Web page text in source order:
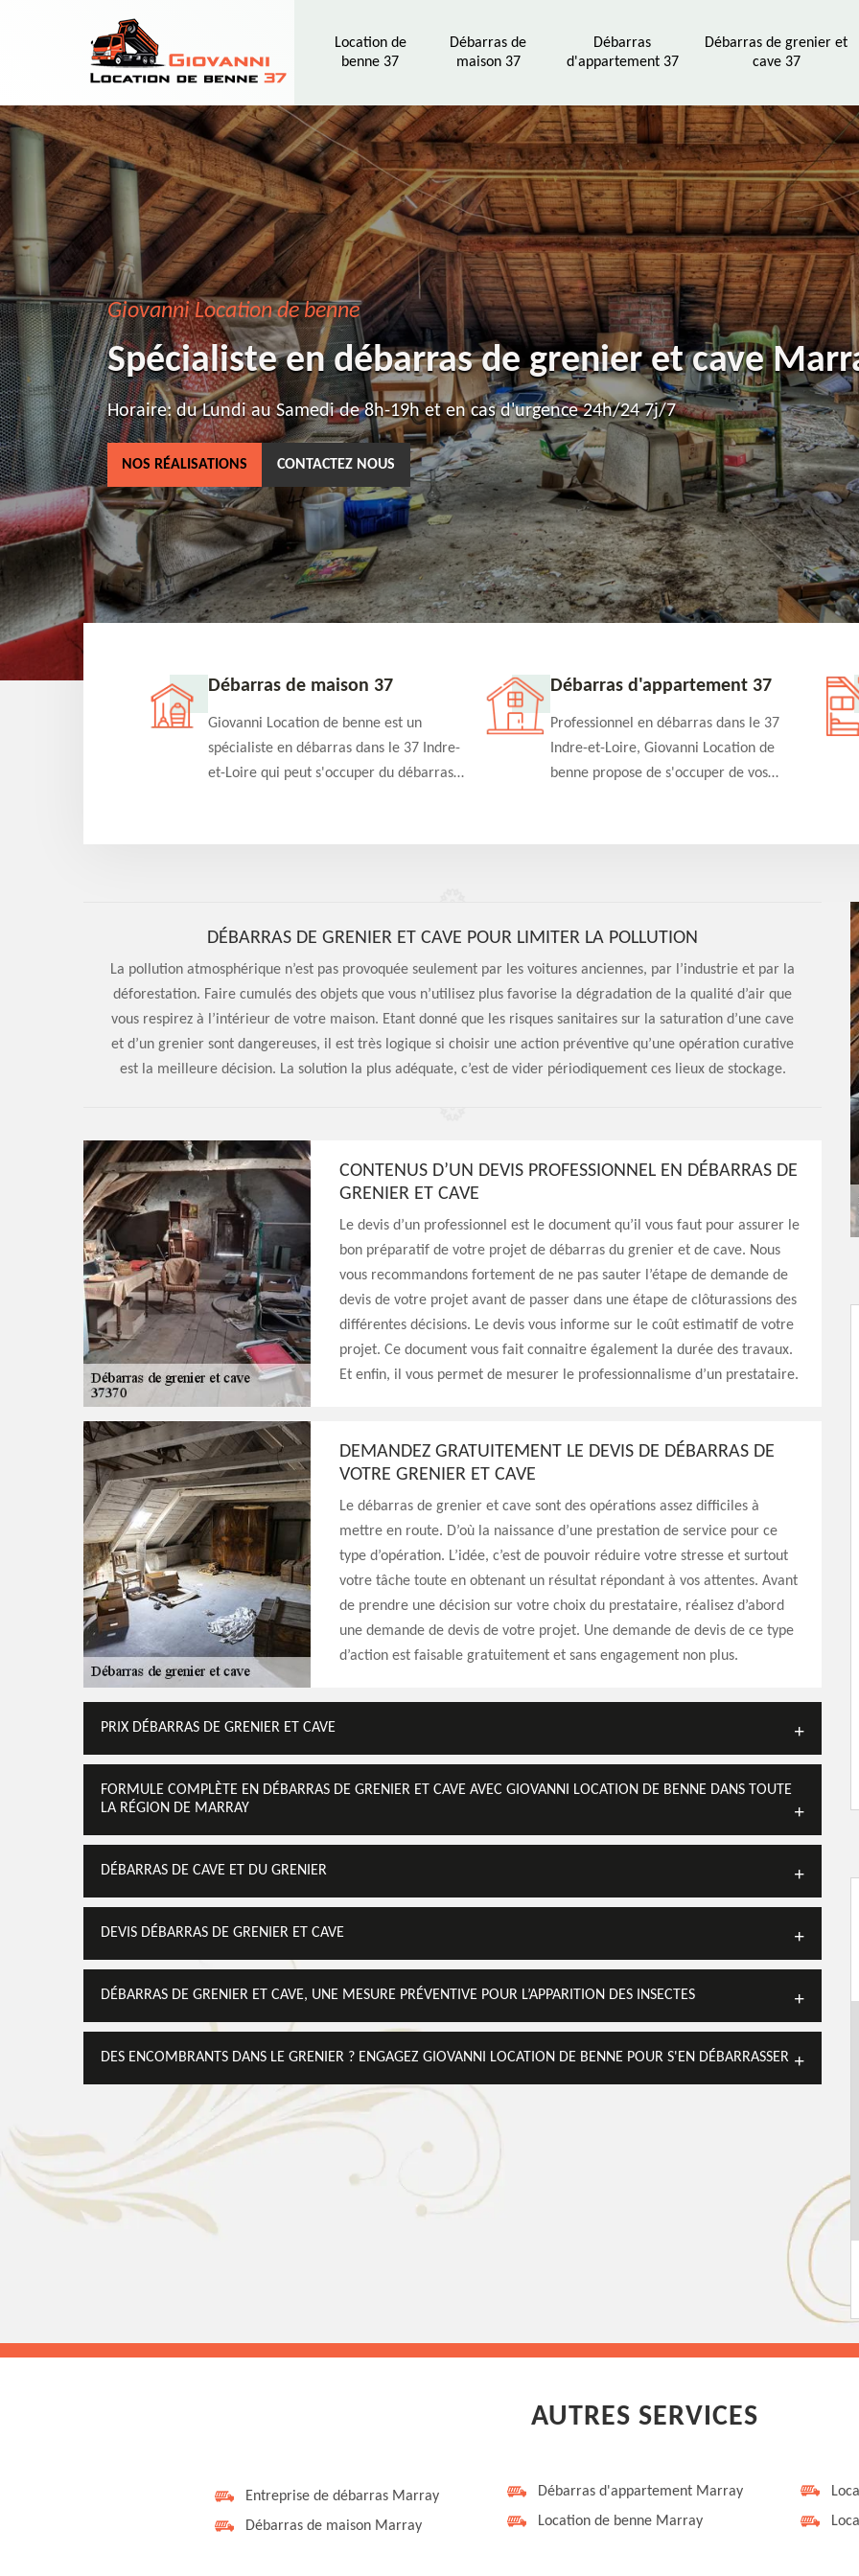
Location de
benne 37
Débarras de
maison 37
Débarras
d'appartement 37
Débarras de grenier et
cave 37
Giovanni Location de benne
Spécialiste en débarras de grenier et cave
Horaire: du Lundi au Samedi de 8h-19h et en cas d'urgence 24h/24 7j/7
NOS RÉALISATIONS CONTACTEZ NOUS
37 Débarras de maison 37
Giovanni Location de benne est un
spécialiste en débarras dans le 37 Indre-
et-Loire qui peut s'occuper du débarras
et efficace
Débarras d'appartement 37
Professionnel en débarras dans le 37
Indre-et-Loire, Giovanni Location de
benne propose de s'occuper de vos
qualité en toute circonstance
DÉBARRAS DE GRENIER ET CAVE POUR LIMITER LA POLLUTION
La pollution atmosphérique n’est pas provoquée seulement par les voitures anciennes, par l’industrie et par la
déforestation. Faire cumulés des objets que vous n’utilisez plus favorise la dégradation de la qualité d’air que
vous respirez à l’intérieur de votre maison. Etant donné que les risques sanitaires sur la saturation d’une cave
et d’un grenier sont dangereuses, il est très logique si choisir une action préventive qu’une opération curative
est la meilleure décision. La solution la plus adéquate, c’est de vider périodiquement ces lieux de stockage.
CONTENUS D’UN DEVIS PROFESSIONNEL EN DÉBARRAS DE
GRENIER ET CAVE
Le devis d’un professionnel est le document qu’il vous faut pour assurer le
bon préparatif de votre projet de débarras du grenier et de cave. Nous
vous recommandons fortement de ne pas sauter l’étape de demande de
devis de votre projet avant de passer dans une étape de clôturassions des
différentes décisions. Le devis vous informe sur le coût estimatif de votre
projet. Ce document vous fait connaitre également la durée des travaux.
Et enfin, il vous permet de mesurer le professionnalisme d’un prestataire.
DEMANDEZ GRATUITEMENT LE DEVIS DE DÉBARRAS DE
VOTRE GRENIER ET CAVE
Le débarras de grenier et cave sont des opérations assez difficiles à
mettre en route. D’où la naissance d’une prestation de service pour ce
type d’opération. L’idée, c’est de pouvoir réduire votre stresse et surtout
votre tâche toute en obtenant un résultat répondant à vos attentes. Avant
de prendre une décision sur votre choix du prestataire, réalisez d’abord
une demande de devis de votre projet. Une demande de devis de ce type
d’action est faisable gratuitement et sans engagement non plus.
PRIX DÉBARRAS DE GRENIER ET CAVE
FORMULE COMPLÈTE EN DÉBARRAS DE GRENIER ET CAVE AVEC GIOVANNI LOCATION DE BENNE DANS TOUTE
LA RÉGION DE MARRAY
DÉBARRAS DE CAVE ET DU GRENIER
DEVIS DÉBARRAS DE GRENIER ET CAVE
DÉBARRAS DE GRENIER ET CAVE, UNE MESURE PRÉVENTIVE POUR L’APPARITION DES INSECTES
DES ENCOMBRANTS DANS LE GRENIER ? ENGAGEZ GIOVANNI LOCATION DE BENNE POUR S'EN DÉBARRASSER
AUTRES SERVICES
Entreprise de débarras Marray
Débarras de maison Marray
Débarras d'appartement Marray
Location de benne Marray